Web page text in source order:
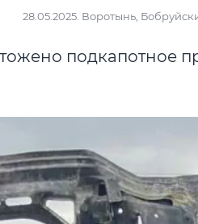
28.05.2025. Воротынь,
подкапотное